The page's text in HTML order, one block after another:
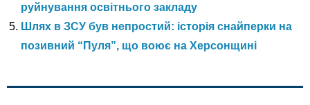
руйнування освітнього закладу
Шлях в ЗСУ був непростий: історія снайперки на
позивний “Пуля”, що воює на Херсонщині